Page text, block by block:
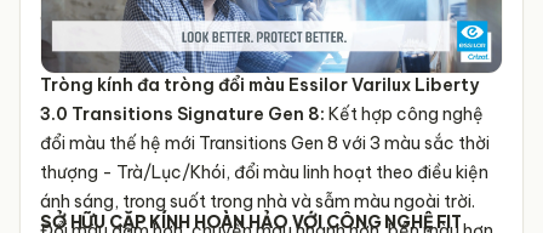
chu kỳ sinh học cơ thể, tăng cường nhận thức, duy trì sự
tỉnh táo, cải thiện tâm trạng và trí nhớ,...).
Tròng kính đa tròng đổi màu Essilor Varilux Liberty
3.0 Transitions Signature Gen 8: Kết hợp công nghệ
đổi màu thế hệ mới Transitions Gen 8 với 3 màu sắc thời
thượng - Trà/Lục/Khói, đổi màu linh hoạt theo điều kiện
ánh sáng, trong suốt trong nhà và sẫm màu ngoài trời.
SỞ HỮU CẶP KÍNH HOÀN HẢO VỚI CÔNG NGHỆ FIT